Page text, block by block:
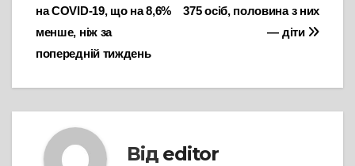
375 осіб, половина з них
— діти
на COVID-19, що на 8,6%
менше, ніж за
попередній тиждень
Від editor